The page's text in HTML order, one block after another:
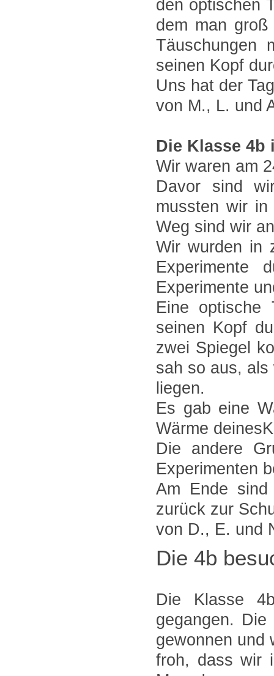
den optischen
dem man
Täuschungen
seinen Kopf
Uns hat der
von M., L. und
Die Klasse 4b
Wir waren am
Davor sind
mussten wir
Weg sind wir
Wir wurden in
Experimente
Experimente
Eine optische
seinen Kopf
zwei Spiegel
sah so aus, als
liegen.
Es gab eine
Wärme
Die andere
Experimenten
Am Ende
zurück zur
von D., E. und
Die 4b
Die Klasse
gegangen.
gewonnen und
froh, dass wir